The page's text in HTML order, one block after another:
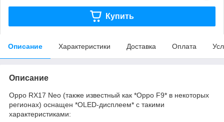
Купить
Описание Характеристики Доставка Оплата
Описание
Oppo RX17 Neo (также известный как *Oppo F9* в некоторых
регионах) оснащен *OLED-дисплеем* с такими
характеристиками: